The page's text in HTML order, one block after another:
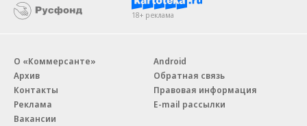
18+ реклама
О «Коммерсанте»
Архив
Контакты
Реклама
Вакансии
Android
Обратная связь
Правовая информация
E-mail рассылки